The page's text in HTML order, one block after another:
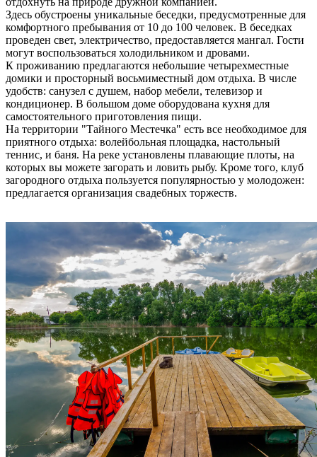
Здесь обустроены уникальные беседки, предусмотренные для
комфортного пребывания от 10 до 100 человек. В беседках
проведен свет, электричество, предоставляется мангал. Гости
могут воспользоваться холодильником и дровами.
К проживанию предлагаются небольшие четырехместные
домики и просторный восьмиместный дом отдыха. В числе
удобств: санузел с душем, набор мебели, телевизор и
кондиционер. В большом доме оборудована кухня для
самостоятельного приготовления пищи.
На территории "Тайного Местечка" есть все необходимое для
приятного отдыха: волейбольная площадка, настольный
теннис, и баня. На реке установлены плавающие плоты, на
которых вы можете загорать и ловить рыбу. Кроме того, клуб
загородного отдыха пользуется популярностью у молодожен:
предлагается организация свадебных торжеств.